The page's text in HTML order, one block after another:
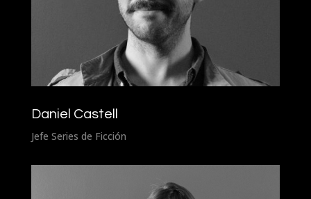
Daniel Castell
Jefe Series de Ficción